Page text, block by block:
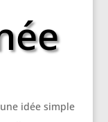
idée simple